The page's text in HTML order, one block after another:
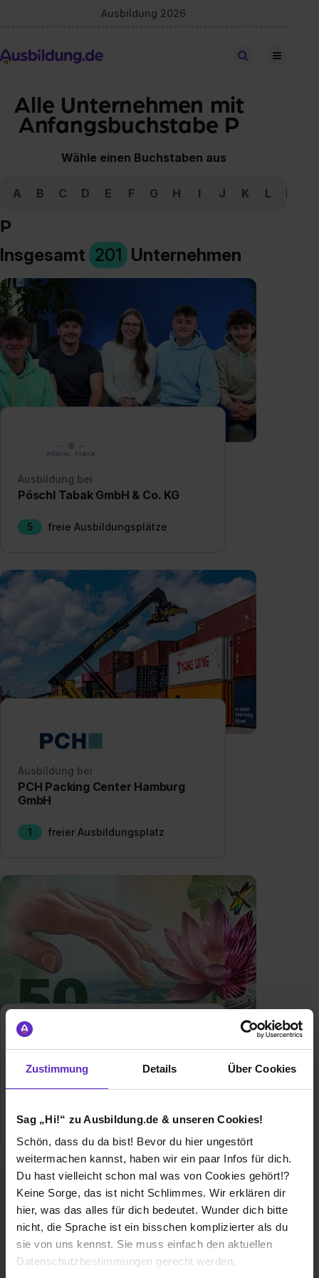
Zustimmung Details Über Cookies
Sag „Hi!“ zu Ausbildung.de & unseren Cookies!
Schön, dass du da bist! Bevor du hier ungestört
weitermachen kannst, haben wir ein paar Infos für dich.
Du hast vielleicht schon mal was von Cookies gehört!?
Keine Sorge, das ist nicht Schlimmes. Wir erklären dir
hier, was das alles für dich bedeutet. Wunder dich bitte
nicht, die Sprache ist ein bisschen komplizierter als du
sie von uns kennst. Sie muss einfach den aktuellen
Datenschutzbestimmungen gerecht werden.
Ausbildung 2026
Stellen finden
Alle Unternehmen mit
Anfangsbuchstabe P
Wähle einen Buchstaben aus
A B C D E F G H I J K L M
P
Insgesamt 201 Unternehmen
Ausbildung bei
Pöschl Tabak GmbH & Co. KG
5 freie Ausbildungsplätze
Ausbildung bei
PCH Packing Center Hamburg
GmbH
1 freier Ausbildungsplatz
Ausbildung bei
Papierfabrik Louisenthal GmbH
5 freie Ausbildungsplätze